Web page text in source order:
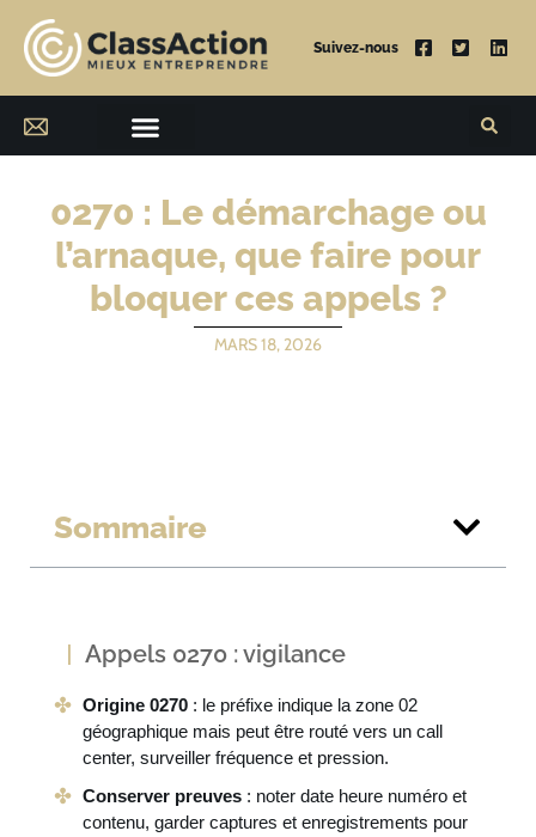
Suivez-nous
0270 : Le démarchage ou
l’arnaque, que faire pour
bloquer ces appels ?
MARS 18, 2026
Sommaire
Appels 0270 : vigilance
Origine 0270 : le préfixe indique la zone 02
géographique mais peut être routé vers un call
center, surveiller fréquence et pression.
Conserver preuves : noter date heure numéro et
contenu, garder captures et enregistrements pour